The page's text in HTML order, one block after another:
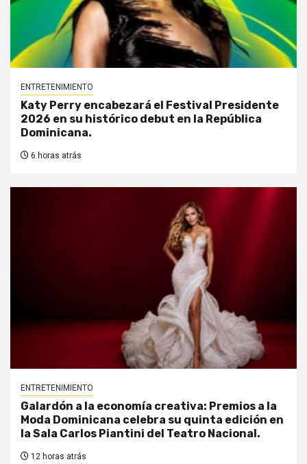
ENTRETENIMIENTO
Katy Perry encabezará el Festival Presidente
2026 en su histórico debut en la República
Dominicana.
6 horas atrás
ENTRETENIMIENTO
Galardón a la economía creativa: Premios a la
Moda Dominicana celebra su quinta edición en
la Sala Carlos Piantini del Teatro Nacional.
12 horas atrás